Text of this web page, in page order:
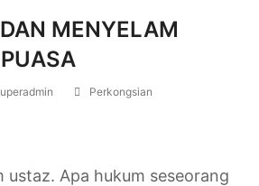
MENYELAM
Perkongsian
ustaz. Apa hukum seseorang